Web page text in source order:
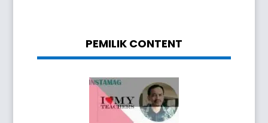
PEMILIK CONTENT